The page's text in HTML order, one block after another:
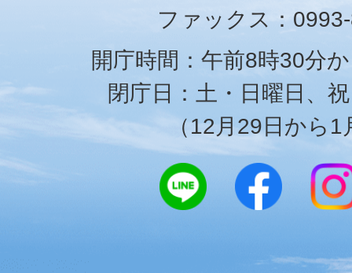
ファックス：
開庁時間：午前8時30分
閉庁日：土・日曜日、
（12月29日から1